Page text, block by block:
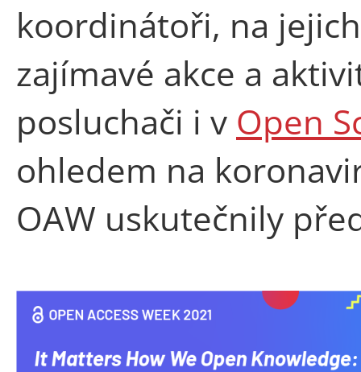
koordinátoři, na
zajímavé akce a
posluchači i v Open
ohledem na
OAW uskutečnily